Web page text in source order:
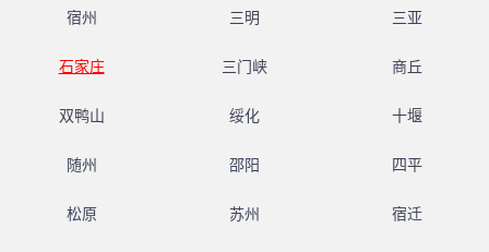
宿州 三明 三亚
石家庄 三门峡 商丘
双鸭山 绥化 十堰
随州 邵阳 四平
松原 苏州 宿迁